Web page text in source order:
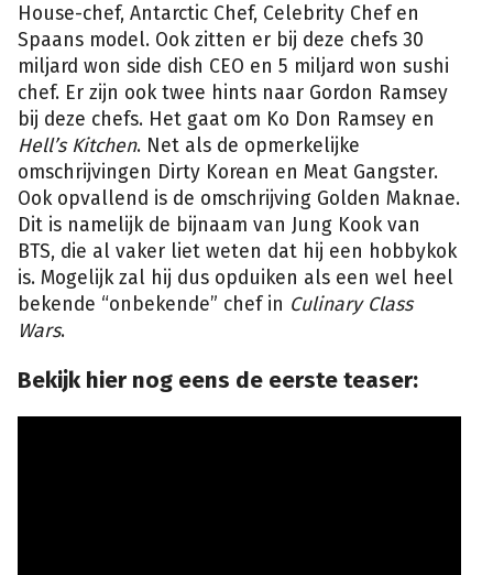
House-chef, Antarctic Chef, Celebrity Chef en
Spaans model. Ook zitten er bij deze chefs 30
miljard won side dish CEO en 5 miljard won sushi
chef. Er zijn ook twee hints naar Gordon Ramsey
bij deze chefs. Het gaat om Ko Don Ramsey en
Hell’s Kitchen. Net als de opmerkelijke
omschrijvingen Dirty Korean en Meat Gangster.
Ook opvallend is de omschrijving Golden Maknae.
Dit is namelijk de bijnaam van Jung Kook van
BTS, die al vaker liet weten dat hij een hobbykok
is. Mogelijk zal hij dus opduiken als een wel heel
bekende “onbekende” chef in Culinary Class
Wars.
Bekijk hier nog eens de eerste teaser: